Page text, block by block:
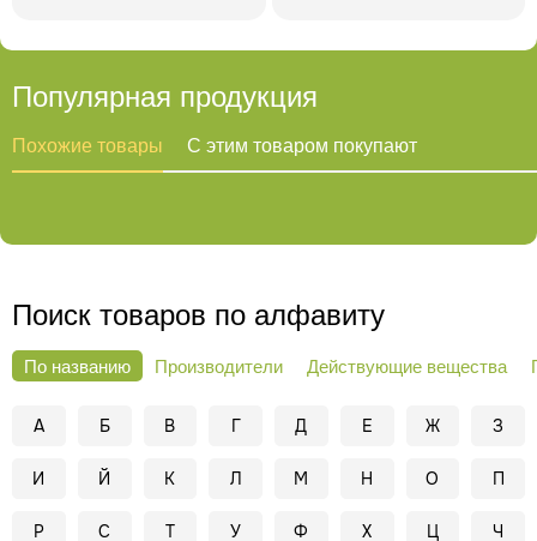
Популярная продукция
Похожие товары С этим товаром покупают
Поиск товаров по алфавиту
По названию Производители Действующие вещества
А Б В Г Д Е Ж З
И Й К Л М Н О П
Р С Т У Ф Х Ц Ч